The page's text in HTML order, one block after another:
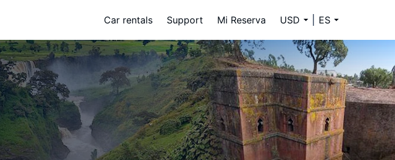
Car rentals Support Mi Reserva USD ES